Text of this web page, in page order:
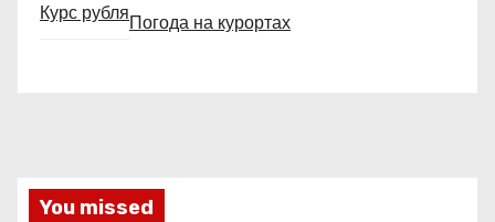
Курс рубляПогода на курортах
You missed